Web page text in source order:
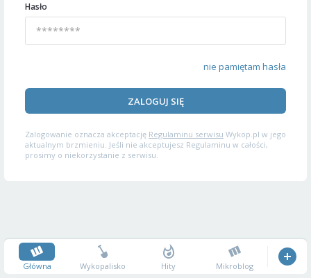
Hasło
nie pamiętam hasła
ZALOGUJ SIĘ
Zalogowanie oznacza akceptację Regulaminu serwisu Wykop.pl w jego
aktualnym brzmieniu. Jeśli nie akceptujesz Regulaminu w całości,
prosimy o niekorzystanie z serwisu.
Główna Wykopalisko Hity Mikroblog